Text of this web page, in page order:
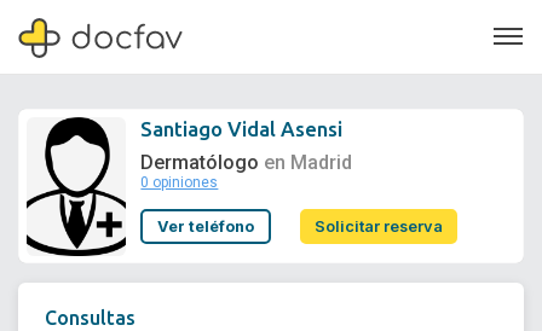
Soporte
Santiago Vidal Asensi
Dermatólogo en Madrid
0 opiniones
Ver teléfono Solicitar reserva
Consultas